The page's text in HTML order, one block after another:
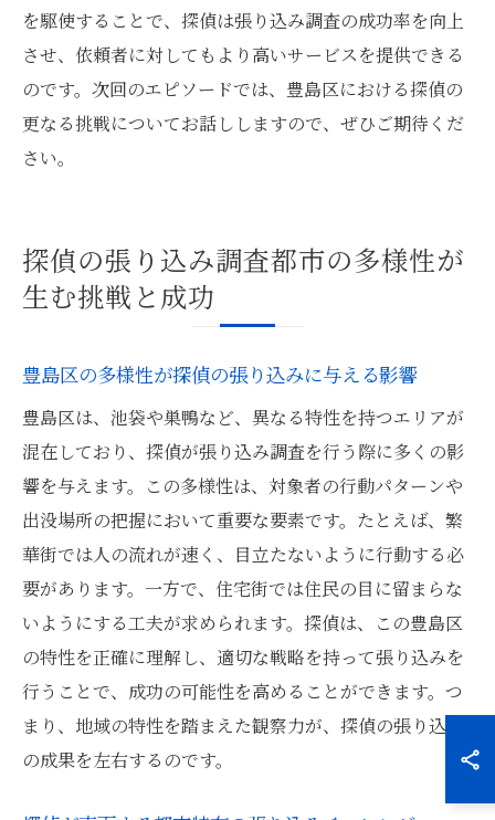
を駆使することで、探偵は張り込み調査の成功率を向上
させ、依頼者に対してもより高いサービスを提供できる
のです。次回のエピソードでは、豊島区における探偵の
更なる挑戦についてお話ししますので、ぜひご期待くだ
さい。
探偵の張り込み調査都市の多様性が
生む挑戦と成功
豊島区の多様性が探偵の張り込みに与える影響
豊島区は、池袋や巣鴨など、異なる特性を持つエリアが
混在しており、探偵が張り込み調査を行う際に多くの影
響を与えます。この多様性は、対象者の行動パターンや
出没場所の把握において重要な要素です。たとえば、繁
華街では人の流れが速く、目立たないように行動する必
要があります。一方で、住宅街では住民の目に留まらな
いようにする工夫が求められます。探偵は、この豊島区
の特性を正確に理解し、適切な戦略を持って張り込みを
行うことで、成功の可能性を高めることができます。つ
まり、地域の特性を踏まえた観察力が、探偵の張り込み
の成果を左右するのです。